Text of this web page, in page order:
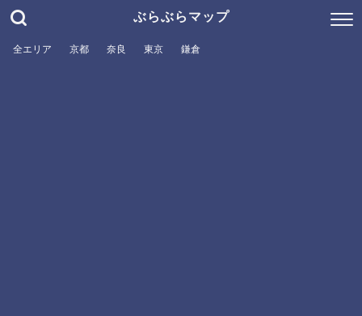
ぶらぶらマップ
全エリア 京都 奈良 東京 鎌倉